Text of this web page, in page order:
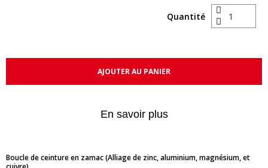
Quantité
AJOUTER AU PANIER
En savoir plus
Boucle de ceinture en zamac (Alliage de zinc, aluminium, magnésium, et